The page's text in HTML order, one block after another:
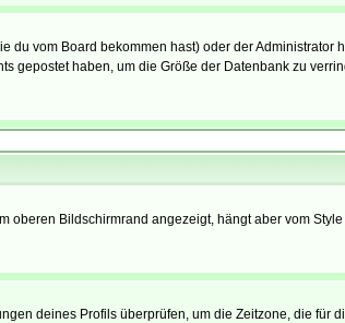
vom Board bekommen hast) oder der Administrator
gepostet haben, um die Größe der Datenbank zu
oberen Bildschirmrand angezeigt, hängt aber vom
deines Profils überprüfen, um die Zeitzone, die für